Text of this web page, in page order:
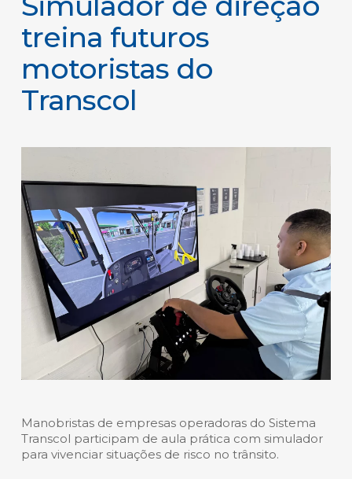
treina futuros
motoristas do
Transcol
Manobristas de empresas operadoras do Sistema
Transcol participam de aula prática com simulador
para vivenciar situações de risco no trânsito.